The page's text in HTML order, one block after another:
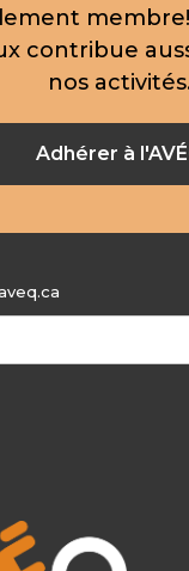
contribue
nos
Adhérer à